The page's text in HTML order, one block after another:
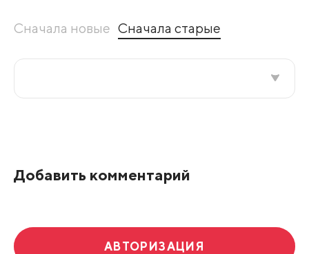
Сначала новые Сначала старые
Добавить комментарий
АВТОРИЗАЦИЯ